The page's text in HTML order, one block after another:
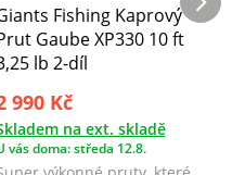
Fishing Kaprový
Gaube XP330 10 ft
lb 2-díl
990 Kč
na ext. skladě
vás doma: středa 12.8.